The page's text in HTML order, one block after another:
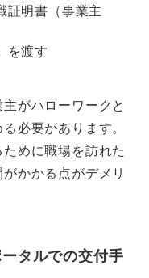
証明書（事業主
を渡す
がハローワークと
必要があります。
めに職場を訪れた
かかる点がデメリ
タルでの交付手